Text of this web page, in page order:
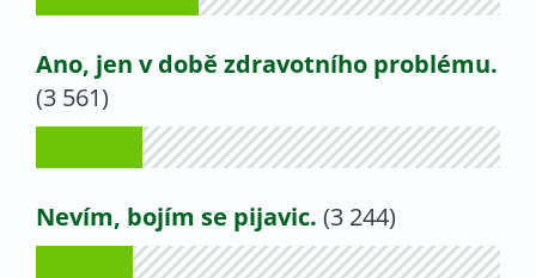
Ano, jen v době zdravotního problému.
(3 561)
Nevím, bojím se pijavic. (3 244)